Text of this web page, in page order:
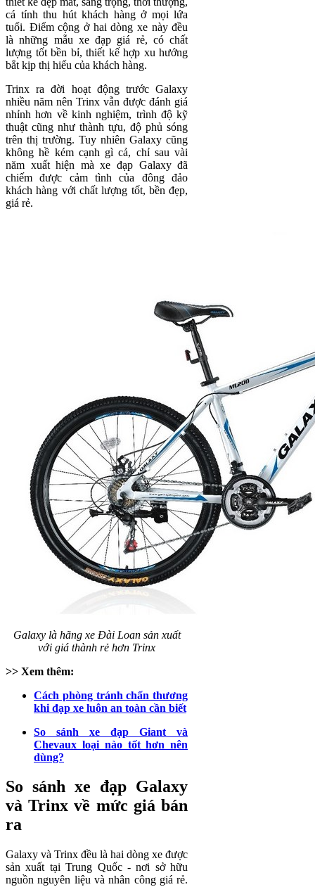
cá tính thu hút khách hàng ở mọi lứa
tuổi. Điểm cộng ở hai dòng xe này đều
là những mẫu xe đạp giá rẻ, có chất
lượng tốt bền bỉ, thiết kế hợp xu hướng
bắt kịp thị hiếu của khách hàng.
Trinx ra đời hoạt động trước Galaxy
nhiều năm nên Trinx vẫn được đánh giá
nhỉnh hơn về kinh nghiệm, trình độ kỹ
thuật cũng như thành tựu, độ phủ sóng
trên thị trường. Tuy nhiên Galaxy cũng
không hề kém cạnh gì cả, chỉ sau vài
năm xuất hiện mà xe đạp Galaxy đã
chiếm được cảm tình của đông đảo
khách hàng với chất lượng tốt, bền đẹp,
giá rẻ.
Galaxy là hãng xe Đài Loan sản xuất
với giá thành rẻ hơn Trinx
>> Xem thêm:
Cách phòng tránh chấn thương
khi đạp xe luôn an toàn cần biết
So sánh xe đạp Giant và
Chevaux loại nào tốt hơn nên
dùng?
So sánh xe đạp Galaxy
và Trinx về mức giá bán
ra
Galaxy và Trinx đều là hai dòng xe được
sản xuất tại Trung Quốc - nơi sở hữu
nguồn nguyên liệu và nhân công giá rẻ.